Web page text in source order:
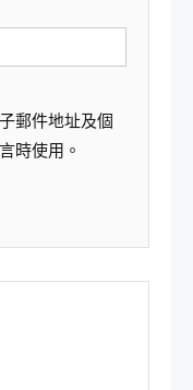
郵件地址及個
時使用。